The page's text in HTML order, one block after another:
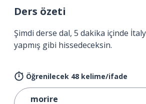
Ders özeti
Şimdi derse dal, 5 dakika içinde
yapmış gibi hissedeceksin.
Öğrenilecek 48 kelime/ifade
morire